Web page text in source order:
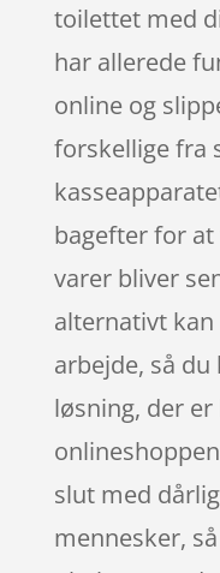
toilettet med
har allerede
online og
forskellige fra
bagefter for
varer bliver
alternativt
arbejde, så
løsning, der
slut med
mennesker,